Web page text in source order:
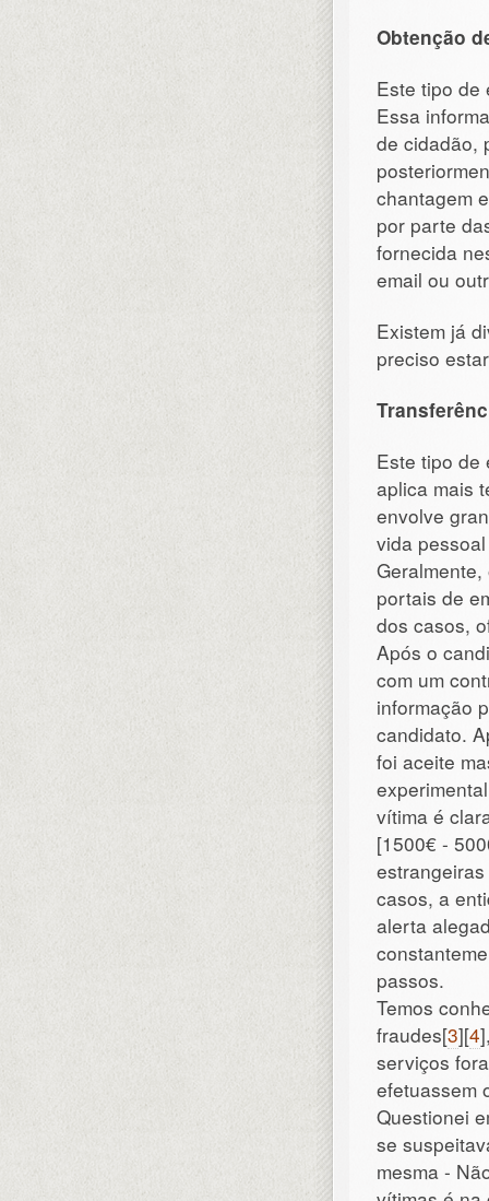
Obtenção
Este tipo de
Essa
de cidadão,
chantagem
por parte
fornecida
email ou
Existem já
preciso
Este tipo de
aplica mais
envolve
vida
portais de
dos casos,
Após o
com um
informação
candidato.
foi aceite
vítima é
[1500€ -
casos, a
alerta
passos.
Temos
fraudes[3][4
serviços
efetuassem
Questionei
se
mesma -